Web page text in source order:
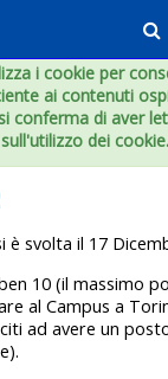
i cookie per
ai contenuti
conferma di aver
sull'utilizzo dei cookie.
è svolta il 17
10 (il massimo
al Campus a
ad avere un